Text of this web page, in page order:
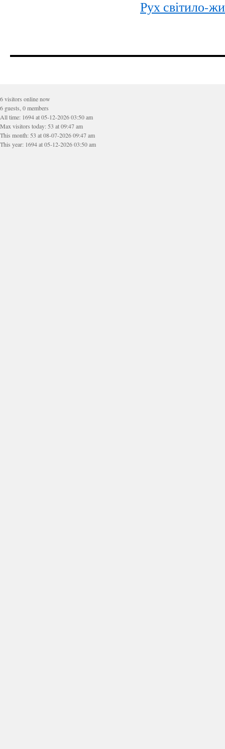
Рух світило-
6 visitors online now
6 guests, 0 members
All time: 1694 at 05-12-2026 03:50 am
Max visitors today: 53 at 09:47 am
This month: 53 at 08-07-2026 09:47 am
This year: 1694 at 05-12-2026 03:50 am